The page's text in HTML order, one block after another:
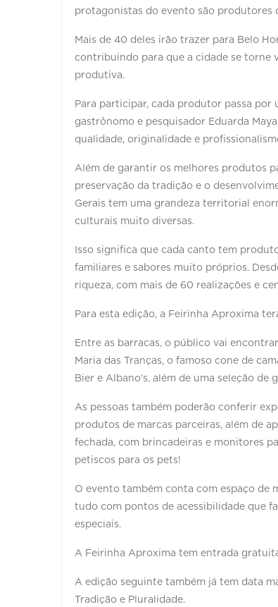
protagonistas do evento são produtores
Mais de 40 deles irão trazer para Belo
contribuindo para que a cidade se torne
produtiva.
Para participar, cada produtor passa
gastrônomo e pesquisador Eduarda
qualidade, originalidade e
Além de garantir os melhores produtos
preservação da tradição e o
Gerais tem uma grandeza territorial
culturais muito diversas.
Isso significa que cada canto tem
familiares e sabores muito próprios.
riqueza, com mais de 60 realizações e
Para esta edição, a Feirinha Aproxima
Entre as barracas, o público vai
Maria das Tranças, o famoso cone de
Bier e Albano’s, além de uma seleção
As pessoas também poderão conferir
produtos de marcas parceiras, além de
fechada, com brincadeiras e monitores
petiscos para os pets!
O evento também conta com espaço de
tudo com pontos de acessibilidade que
especiais.
A Feirinha Aproxima tem entrada
A edição seguinte também já tem data
Tradição e Pluralidade.